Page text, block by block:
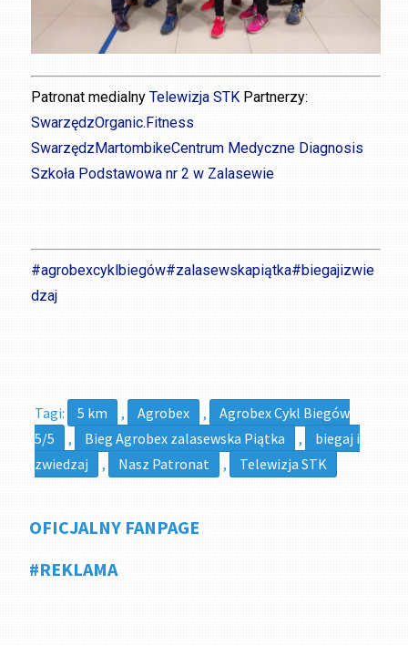
Patronat medialnyTelewizja STK Partnerzy:
SwarzędzOrganic.Fitness
Swarzędz MartombikeCentrum Medyczne Diagnosis
Szkoła Podstawowa nr 2 w Zalasewie
#agrobexcyklbiegów#zalasewskapiątka#biegajizwie
dzaj
Tagi: 5 km , Agrobex ,
Agrobex Cykl Biegów
5/5
, Bieg Agrobex zalasewska Piątka ,
biegaj i
zwiedzaj
, Nasz Patronat , Telewizja STK
OFICJALNY FANPAGE
#REKLAMA